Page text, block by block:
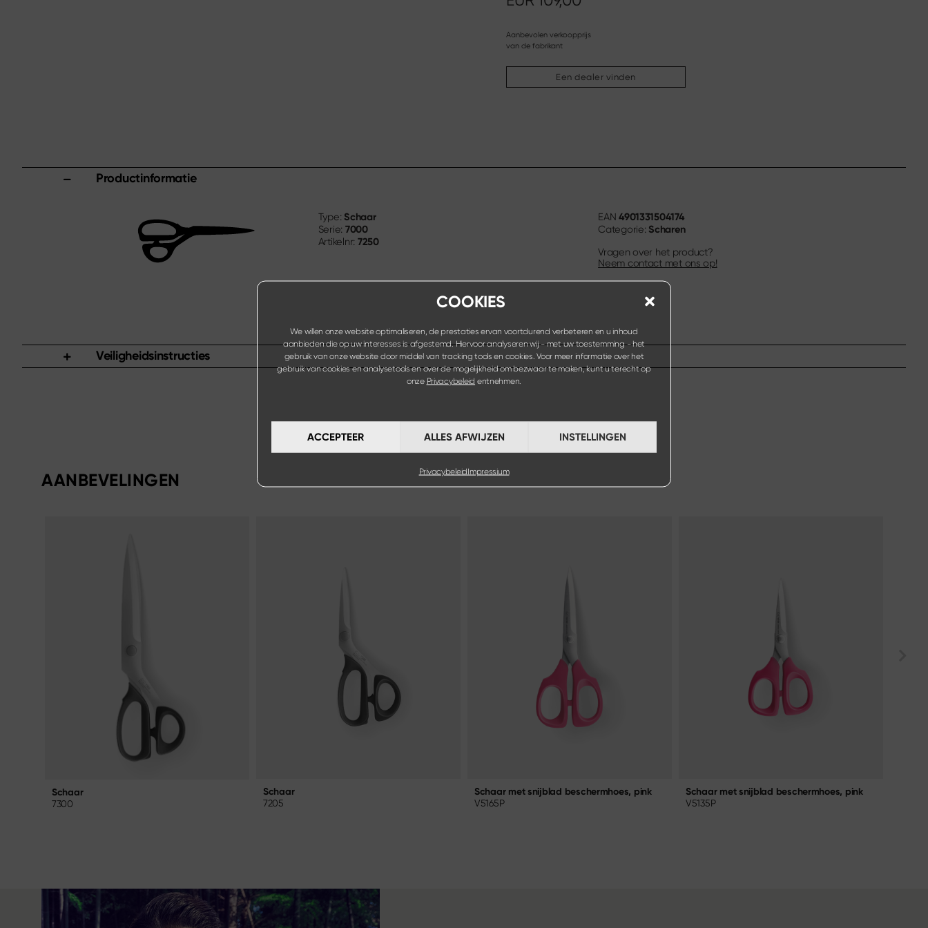
COOKIES
We willen onze website optimaliseren, de prestaties ervan voortdurend verbeteren en u inhoud
aanbieden die op uw interesses is afgestemd. Hiervoor analyseren wij - met uw toestemming - het
gebruik van onze website door middel van tracking tools en cookies. Voor meer informatie over het
gebruik van cookies en analysetools en over de mogelijkheid om bezwaar te maken, kunt u terecht op
onze Privacybeleid entnehmen.
ACCEPTEER ALLES AFWIJZEN INSTELLINGEN
PrivacybeleidImpressium
Aanbevolen verkoopprijs
van de fabrikant
Een dealer vinden
Productinformatie
Type: Schaar
Serie: 7000
Artikelnr: 7250
EAN4901331504174
Categorie: Scharen
Vragen over het product?
Neem contact met ons op!
Veiligheidsinstructies
AANBEVELINGEN
Schaar
7300
Schaar
7205
Schaar met snijblad beschermhoes, pink
V5165P
Schaar met snijblad beschermhoes, pink
V5135P